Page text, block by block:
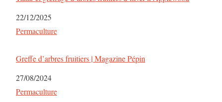
Date
22/12/2025
Par rapport à
Permaculture
Greffe d’arbres fruitiers | Magazine Pépin
Date
27/08/2024
Par rapport à
Permaculture